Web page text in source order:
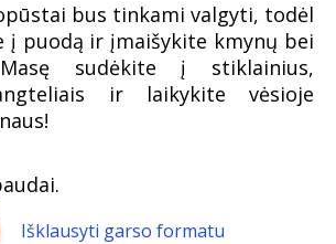
bus tinkami valgyti, todėl
į puodą ir įmaišykite kmynų bei
sudėkite į stiklainius,
ir laikykite vėsioje
Išklausyti garso formatu